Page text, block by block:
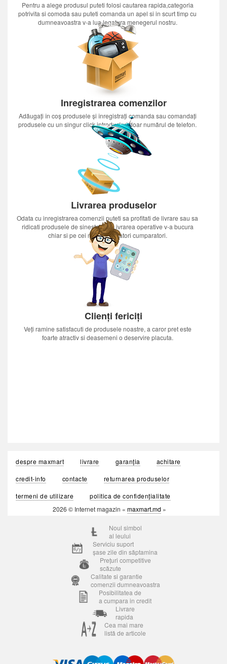
Pentru a alege produsul puteti folosi cautarea rapida,categoria
potrivita si comoda sau puteti comanda un apel si in scurt timp cu
dumneavoastra v-a lua legatura menegerul nostru.
Inregistrarea comenzilor
Adăugați în coș produsele și înregistrați comanda sau comandați
produsele cu un singur click introducînd doar numărul de telefon.
Livrarea produselor
Odata cu inregistrarea comenzii puteti sa profitati de livrare sau sa
ridicati produsele de sinestatator.Livrarea operative v-a bucura
chiar si pe cei mai nerabdatori cumparatori.
Clienți fericiți
Veți ramine satisfacuti de produsele noastre, a caror pret este
foarte atractiv si deasemeni o deservire placuta.
despre maxmart livrare garanția
achitare
credit-info
contacte
returnarea produselor
termeni de utilizare
politica de confidențialitate
2026 © Internet magazin « maxmart.md »
Noul simbol
al leului
Serviciu suport
șase zile din săptamina
Prețuri competitive
scăzute
Calitate si garantie
comenzii dumneavoastra
Posibilitatea de
a cumpara in credit
Livrare
rapida
Cea mai mare
listă de articole